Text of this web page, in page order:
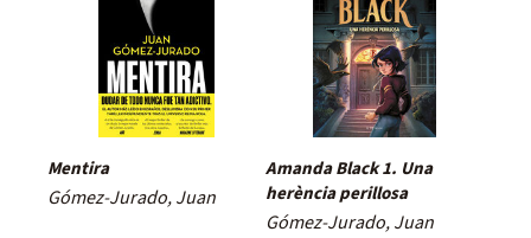
Mentira
Gómez-Jurado, Juan
Amanda Black 1. Una
herència perillosa
Gómez-Jurado, Juan